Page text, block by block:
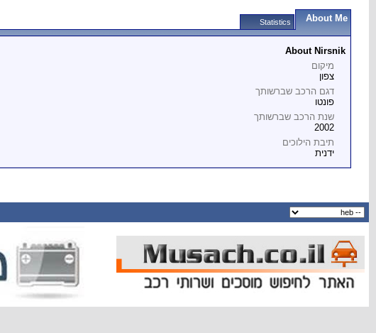
About Me
Statistics
About Nirsnik
מיקום
צפון
דגם הרכב שברשותך
פונטו
שנת הרכב שברשותך
2002
תיבת הילוכים
ידנית